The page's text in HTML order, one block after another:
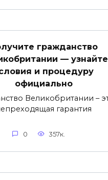
гражданство
— узнайте
и процедуру
официально
Великобритании –
гарантия
0 357к.